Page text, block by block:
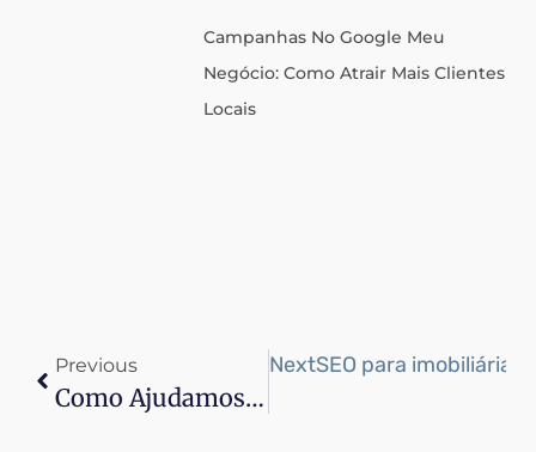
Campanhas No Google Meu
Negócio: Como Atrair Mais Clientes
Locais
Previous
Como Ajudamos Clínicas De Estética A Faturar Mais De R$ 1 Milhão Por Ano
NextSEO para